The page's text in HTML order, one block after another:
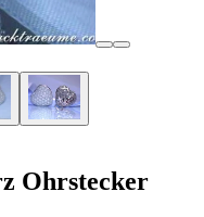
Ohrstecker